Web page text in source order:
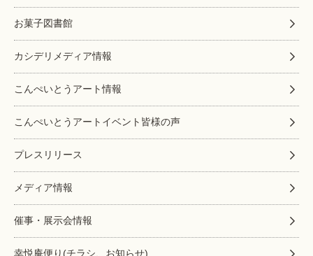
お菓子図書館
カシデリメディア情報
こんぺいとうアート情報
こんぺいとうアートイベント皆様の声
プレスリリース
メディア情報
催事・展示会情報
幸悦庵便り(チラシ、お知らせ)